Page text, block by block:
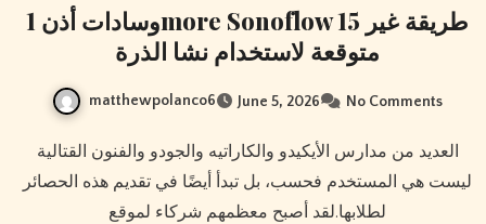
وسادات أذن 1more Sonoflow 15 طريقة غير
متوقعة لاستخدام نشا الذرة
matthewpolanco6 June 5, 2026 No Comments
ليست هي المستخدم فحسب، بل تبدأ أيضًا في تقديم هذه الحصائر
لطلابها.لقد أصبح معظمهم شركاء لموقع